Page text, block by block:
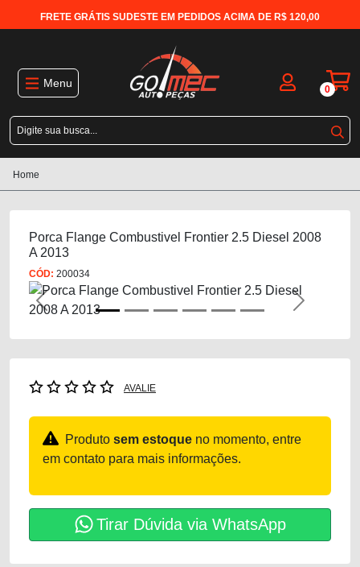
FRETE GRÁTIS SUDESTE EM PEDIDOS ACIMA DE R$ 120,00
Menu 0
Home
Porca Flange Combustivel Frontier 2.5 Diesel 2008
A 2013
CÓD: 200034
Previous Next
AVALIE
Produto sem estoque no momento, entre
em contato para mais informações.
Tirar Dúvida via WhatsApp